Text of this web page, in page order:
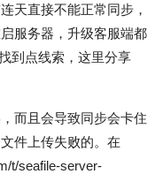
天直接不能正常同步，
服务器，升级客服端都
到点线索，这里分享
而且会导致同步会卡住
件上传失败的。在
t/seafile-server-